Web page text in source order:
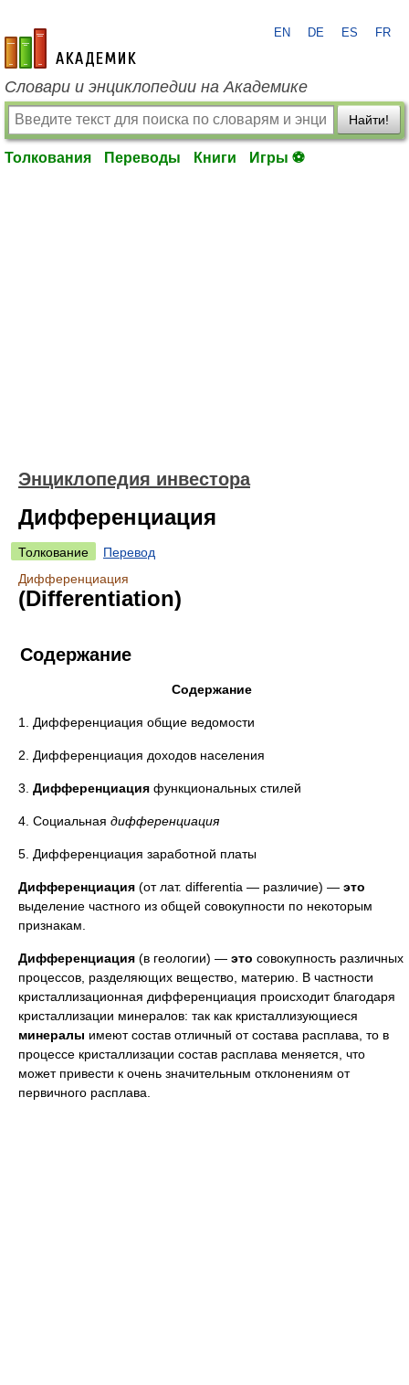
academic.ru
EN DE ES FR
Словари и энциклопедии на Академике
Найти!
Толкования Переводы Книги Игры ⚽
Энциклопедия инвестора
Дифференциация
Толкование
Перевод
Дифференциация
(Differentiation)
Содержание
Содержание
1. Дифференциация общие ведомости
2. Дифференциация доходов населения
3. Дифференциация функциональных стилей
4. Социальная дифференциация
5. Дифференциация заработной платы
Дифференциация (от лат. differentia — различие) — это
выделение частного из общей совокупности по некоторым
признакам.
Дифференциация (в геологии) — это совокупность различных
процессов, разделяющих вещество, материю. В частности
кристаллизационная дифференциация происходит благодаря
кристаллизации минералов: так как кристаллизующиеся
минералы имеют состав отличный от состава расплава, то в
процессе кристаллизации состав расплава меняется, что
может привести к очень значительным отклонениям от
первичного расплава.